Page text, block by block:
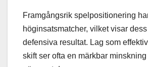
Framgångsrik spelpositionering
höginsatsmatcher, vilket visar dess
defensiva resultat. Lag som
skift ser ofta en märkbar